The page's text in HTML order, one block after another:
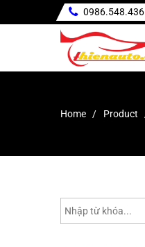
0986.548.436
Home Product